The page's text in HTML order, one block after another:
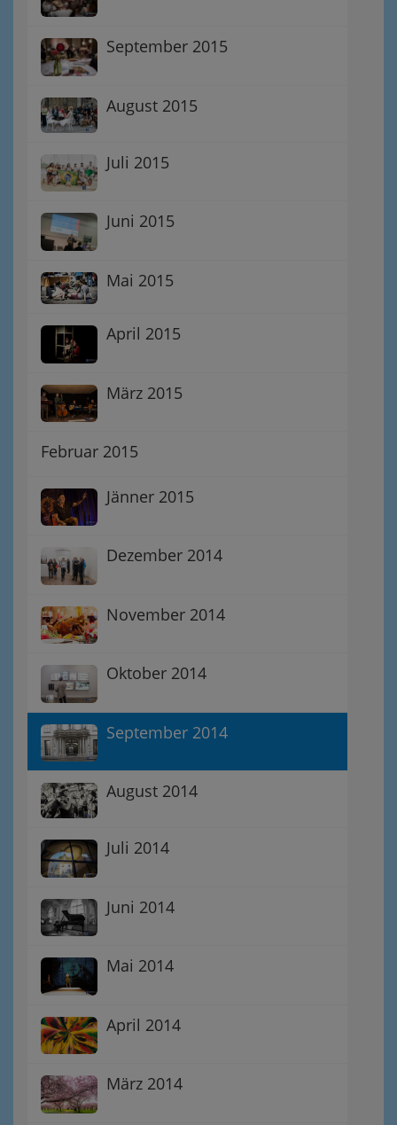
September 2015
August 2015
Juli 2015
Juni 2015
Mai 2015
April 2015
März 2015
Februar 2015
Jänner 2015
Dezember 2014
November 2014
Oktober 2014
September 2014
August 2014
Juli 2014
Juni 2014
Mai 2014
April 2014
März 2014